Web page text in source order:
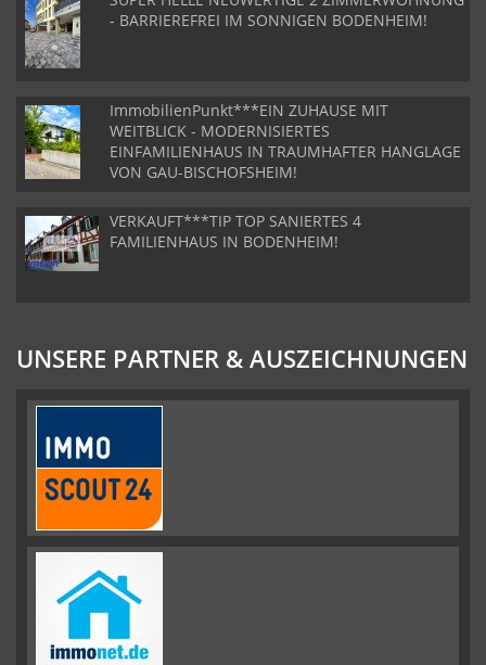
- BARRIEREFREI IM SONNIGEN BODENHEIM!
ImmobilienPunkt***EIN ZUHAUSE MIT
WEITBLICK - MODERNISIERTES
EINFAMILIENHAUS IN TRAUMHAFTER HANGLAGE
VON GAU-BISCHOFSHEIM!
VERKAUFT***TIP TOP SANIERTES 4
FAMILIENHAUS IN BODENHEIM!
UNSERE PARTNER & AUSZEICHNUNGEN